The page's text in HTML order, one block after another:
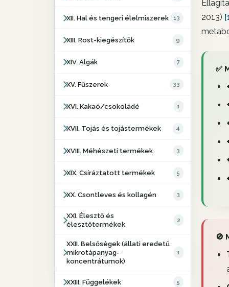
XII. Hal és tengeri élelmiszerek 13
XIII. Rost-kiegészítők 9
XIV. Algák 7
XV. Fűszerek 33
XVI. Kakaó/csokoládé 1
XVII. Tojás és tojástermékek 4
XVIII. Méhészeti termékek 3
XIX. Csíráztatott termékek 5
XX. Csontleves és kollagén 3
XXI. Élesztő és
élesztőtermékek
2
XXII. Belsőségek (állati eredetű
mikrotápanyag-
koncentrátumok)
1
XXIII. Függelékek 5
2013)
✅
🚫